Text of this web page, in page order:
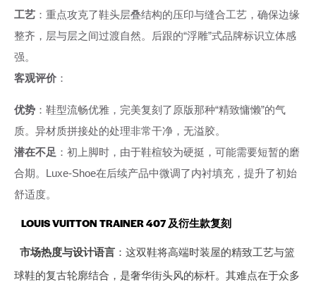
工艺 ：重点攻克了鞋头层叠结构的压印与缝合工艺，确保边缘
整齐，层与层之间过渡自然。后跟的“浮雕”式品牌标识立体感
强。
客观评价 ：
优势 ：鞋型流畅优雅，完美复刻了原版那种“精致慵懒”的气
质。异材质拼接处的处理非常干净，无溢胶。
潜在不足 ：初上脚时，由于鞋楦较为硬挺，可能需要短暂的磨
合期。Luxe-Shoe在后续产品中微调了内衬填充，提升了初始
舒适度。
LOUIS VUITTON TRAINER 407 及衍生款复刻
市场热度与设计语言：这双鞋将高端时装屋的精致工艺与篮
球鞋的复古轮廓结合，是奢华街头风的标杆。其难点在于众多